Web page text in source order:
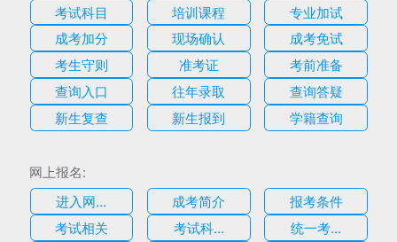
考试科目
培训课程
专业加试
成考加分
现场确认
成考免试
考生守则
准考证
考前准备
查询入口
往年录取
查询答疑
新生复查
新生报到 学籍查询
网上报名:
进入网...
成考简介
报考条件
考试相关
考试科...
统一考...